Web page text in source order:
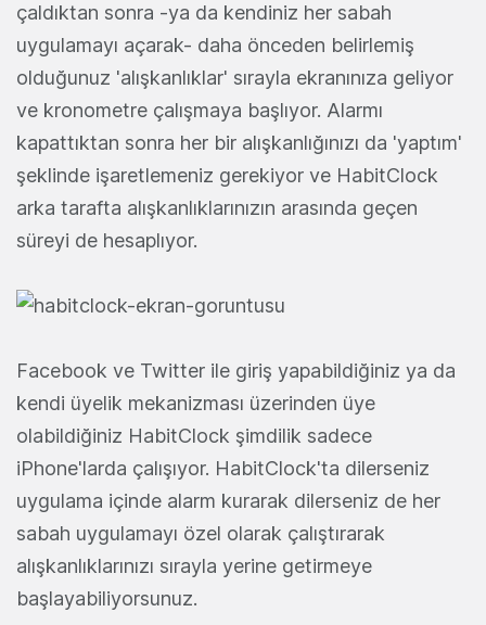
çaldıktan sonra -ya da kendiniz her sabah
uygulamayı açarak- daha önceden belirlemiş
olduğunuz 'alışkanlıklar' sırayla ekranınıza geliyor
ve kronometre çalışmaya başlıyor. Alarmı
kapattıktan sonra her bir alışkanlığınızı da 'yaptım'
şeklinde işaretlemeniz gerekiyor ve HabitClock
arka tarafta alışkanlıklarınızın arasında geçen
süreyi de hesaplıyor.
Facebook ve Twitter ile giriş yapabildiğiniz ya da
kendi üyelik mekanizması üzerinden üye
olabildiğiniz HabitClock şimdilik sadece
iPhone'larda çalışıyor. HabitClock'ta dilerseniz
uygulama içinde alarm kurarak dilerseniz de her
sabah uygulamayı özel olarak çalıştırarak
alışkanlıklarınızı sırayla yerine getirmeye
başlayabiliyorsunuz.